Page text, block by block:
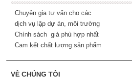
Chuyên gia tư vấn cho các
dịch vụ lập dự án, môi trường
Chính sách giá phù hợp nhất
Cam kết chất lượng sản phẩm
VỀ CHÚNG TÔI